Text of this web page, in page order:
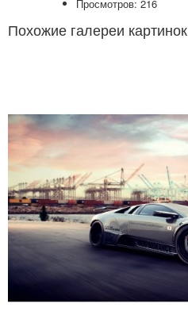
Просмотров: 216
Похожие галереи картинок